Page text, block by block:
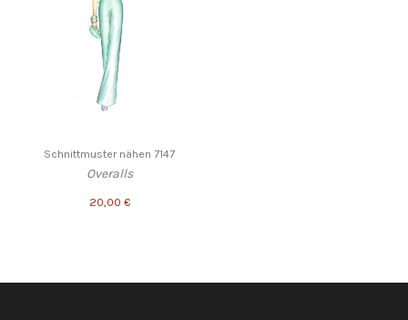
Schnittmuster nähen 7147
Overalls
20,00 €